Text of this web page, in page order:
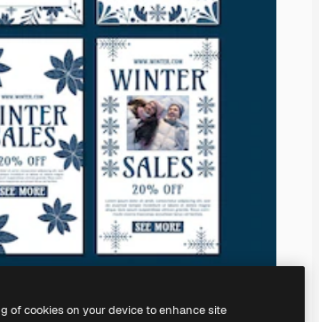
of cookies on your device to enhance site